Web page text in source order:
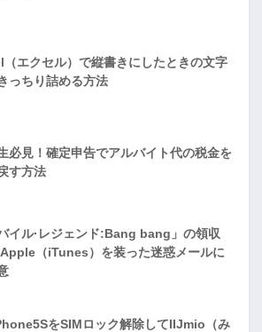
（エクセル）で縦書きにしたときの文字
っちり詰める方法
必見！確定申告でアルバイト代の税金を
す方法
バイル·レジェンド:Bang bang」の領収
（iTunes）を装った迷惑メールに
をSIMロック解除してIIJmio（み